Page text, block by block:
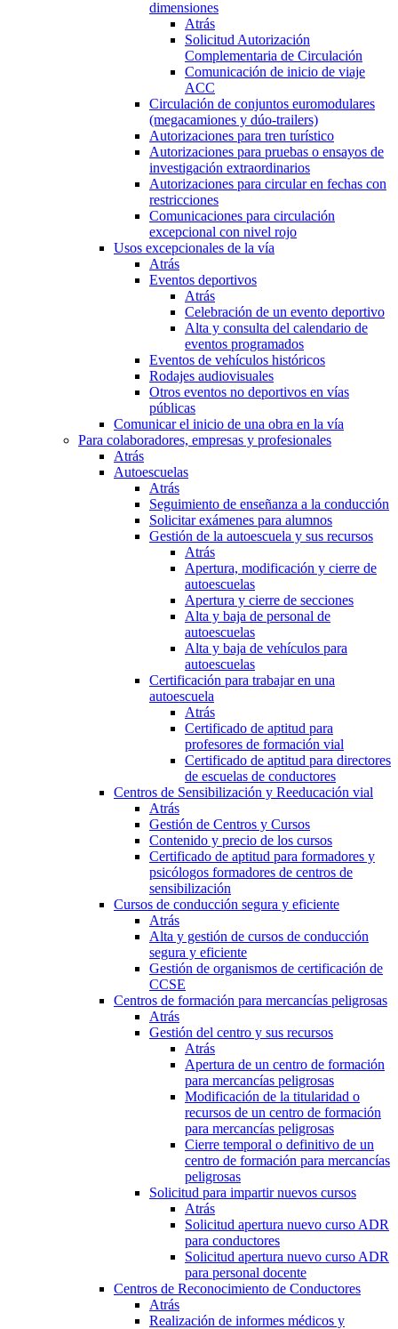
dimensiones
Atrás
Solicitud Autorización
Complementaria de Circulación
Comunicación de inicio de viaje
ACC
Circulación de conjuntos euromodulares
(megacamiones y dúo-trailers)
Autorizaciones para tren turístico
Autorizaciones para pruebas o ensayos de
investigación extraordinarios
Autorizaciones para circular en fechas con
restricciones
Comunicaciones para circulación
excepcional con nivel rojo
Usos excepcionales de la vía
Atrás
Eventos deportivos
Atrás
Celebración de un evento deportivo
Alta y consulta del calendario de
eventos programados
Eventos de vehículos históricos
Rodajes audiovisuales
Otros eventos no deportivos en vías
públicas
Comunicar el inicio de una obra en la vía
Para colaboradores, empresas y profesionales
Atrás
Autoescuelas
Atrás
Seguimiento de enseñanza a la conducción
Solicitar exámenes para alumnos
Gestión de la autoescuela y sus recursos
Atrás
Apertura, modificación y cierre de
autoescuelas
Apertura y cierre de secciones
Alta y baja de personal de
autoescuelas
Alta y baja de vehículos para
autoescuelas
Certificación para trabajar en una
autoescuela
Atrás
Certificado de aptitud para
profesores de formación vial
Certificado de aptitud para directores
de escuelas de conductores
Centros de Sensibilización y Reeducación vial
Atrás
Gestión de Centros y Cursos
Contenido y precio de los cursos
Certificado de aptitud para formadores y
psicólogos formadores de centros de
sensibilización
Cursos de conducción segura y eficiente
Atrás
Alta y gestión de cursos de conducción
segura y eficiente
Gestión de organismos de certificación de
CCSE
Centros de formación para mercancías peligrosas
Atrás
Gestión del centro y sus recursos
Atrás
Apertura de un centro de formación
para mercancías peligrosas
Modificación de la titularidad o
recursos de un centro de formación
para mercancías peligrosas
Cierre temporal o definitivo de un
centro de formación para mercancías
peligrosas
Solicitud para impartir nuevos cursos
Atrás
Solicitud apertura nuevo curso ADR
para conductores
Solicitud apertura nuevo curso ADR
para personal docente
Centros de Reconocimiento de Conductores
Atrás
Realización de informes médicos y